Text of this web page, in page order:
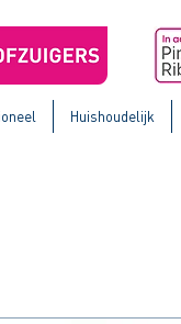
Huishoudelijk